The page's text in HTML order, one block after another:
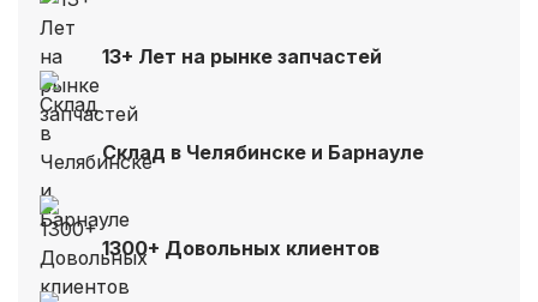
13+ Лет на рынке запчастей
Склад в Челябинске и Барнауле
1300+ Довольных клиентов